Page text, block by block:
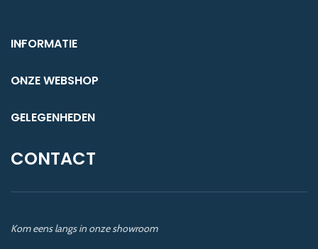
INFORMATIE
ONZE WEBSHOP
GELEGENHEDEN
CONTACT
Kom eens langs in onze showroom